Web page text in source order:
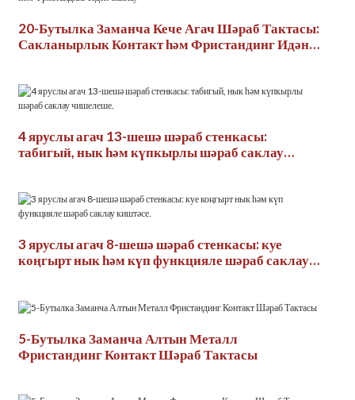
20-Бутылка Заманча Кече Агач Шәраб Тактасы:
Сакланырлык Контакт һәм Фристандинг Идән
4 яруслы агач 13-шешә шәраб стенкасы:
табигый, нык һәм күпкырлы шәраб саклау
3 яруслы агач 8-шешә шәраб стенкасы: куе
коңгырт нык һәм күп функцияле шәраб саклау
5-Бутылка Заманча Алтын Металл
Фристандинг Контакт Шәраб Тактасы